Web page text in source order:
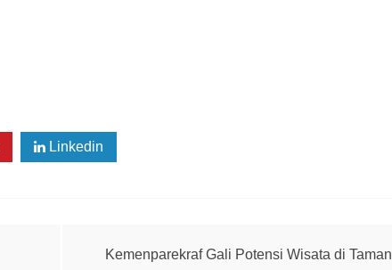
Linkedin
Kemenparekraf Gali Potensi Wisata di Taman